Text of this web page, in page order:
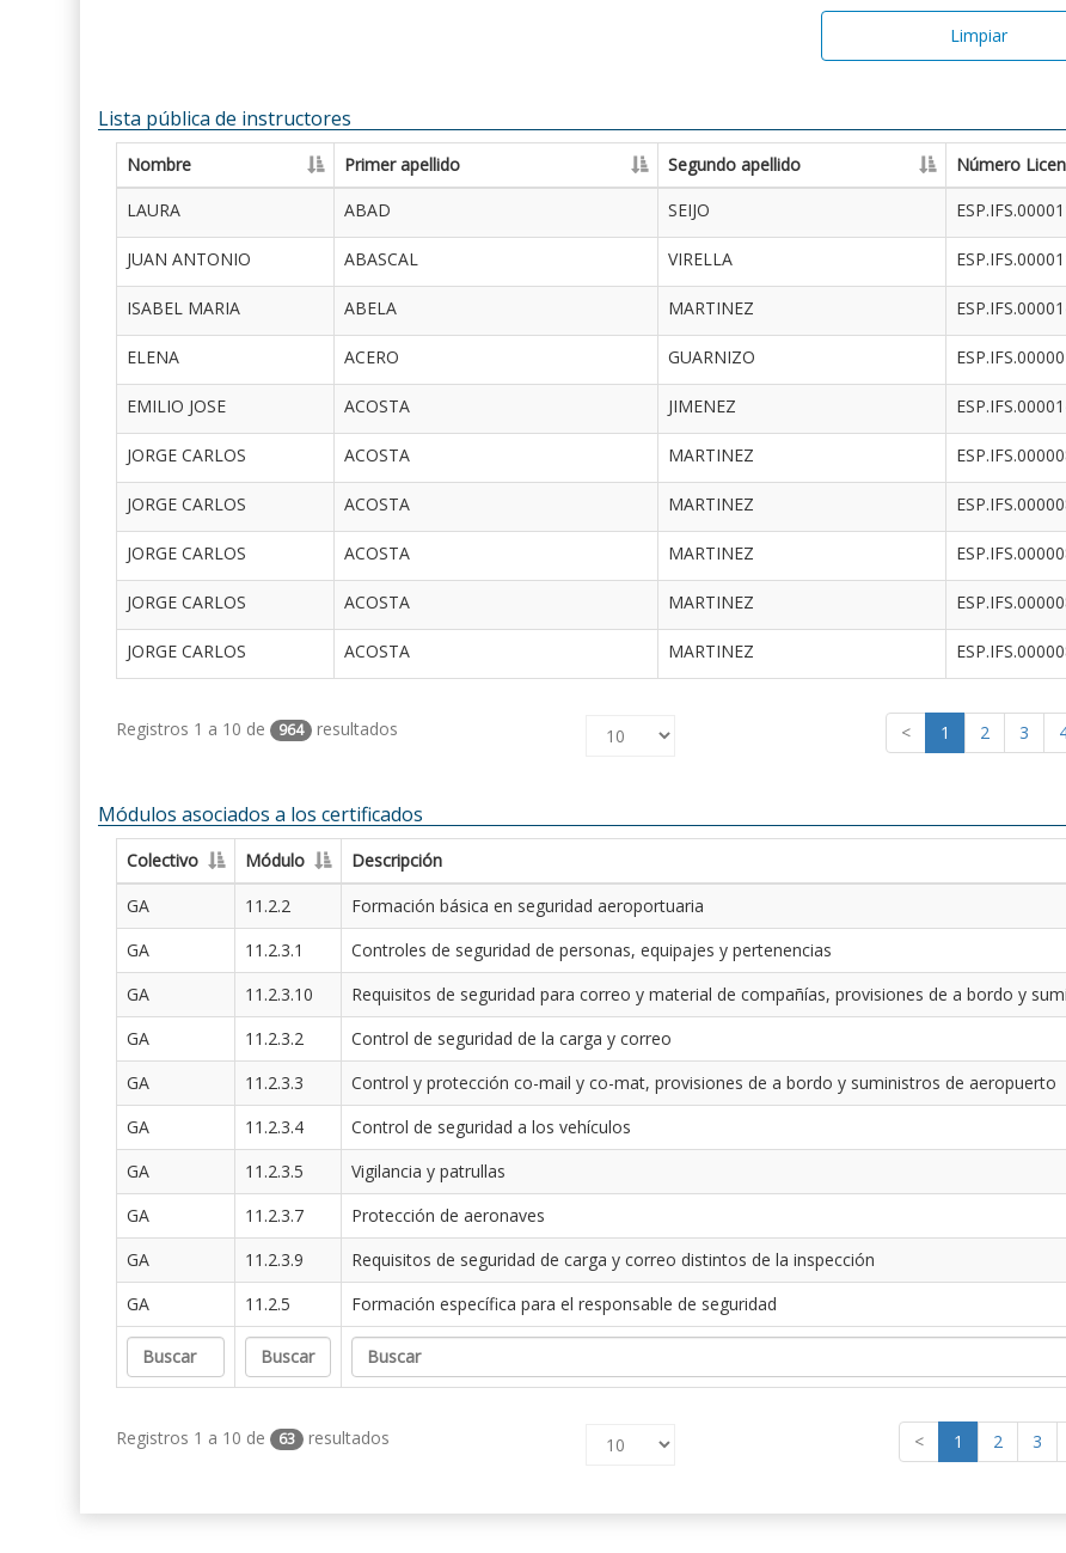
Limpiar
Lista pública de instructores
Nombre Primer apellido Segundo apellido Número
LAURA
ABAD SEIJO
JUAN ANTONIO ABASCAL VIRELLA
ISABEL MARIA ABELA MARTINEZ
ELENA ACERO GUARNIZO
EMILIO JOSE ACOSTA JIMENEZ
JORGE CARLOS ACOSTA MARTINEZ
JORGE CARLOS ACOSTA MARTINEZ
JORGE CARLOS ACOSTA MARTINEZ
JORGE CARLOS ACOSTA MARTINEZ
JORGE CARLOS ACOSTA MARTINEZ
Registros 1 a 10 de 964 resultados < 1 2 3
Módulos asociados a los certificados
Colectivo Módulo
Descripción
GA
11.2.2
Formación básica en seguridad aeroportuaria
GA
11.2.3.1
Controles de seguridad de personas, equipajes y pertenencias
GA
11.2.3.10
Requisitos de seguridad para correo y material de compañías, provisiones de a bordo y
GA
11.2.3.2
Control de seguridad de la carga y correo
GA
11.2.3.3
Control y protección co-mail y co-mat, provisiones de a bordo y suministros de aeropuerto
GA
11.2.3.4
Control de seguridad a los vehículos
GA
11.2.3.5
Vigilancia y patrullas
GA
11.2.3.7
Protección de aeronaves
GA
11.2.3.9
Requisitos de seguridad de carga y correo distintos de la inspección
GA
11.2.5 Formación específica para el responsable de seguridad
Registros 1 a 10 de 63 resultados < 1 2 3